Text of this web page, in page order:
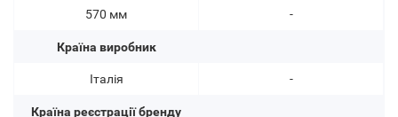
570 мм
Країна виробник
Італія
Країна реєстрації бренду
-
-